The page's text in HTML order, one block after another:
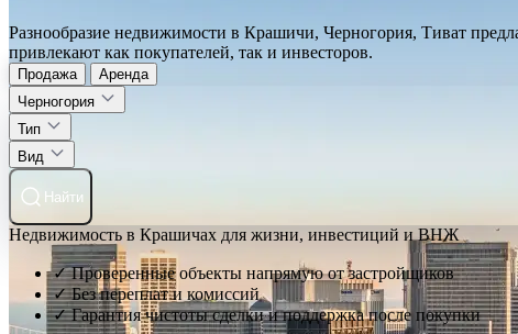
Разнообразие недвижимости в Крашичи, Черногория, Тиват
привлекают как покупателей, так и инвесторов.
Продажа
Аренда
Черногория
Тип
Вид
Найти
Недвижимость в Крашичах для жизни, инвестиций и ВНЖ
✓ Проверенные объекты напрямую от застройщиков
✓ Без переплат и комиссий
✓ Гарантия чистоты сделки и поддержка после покупки